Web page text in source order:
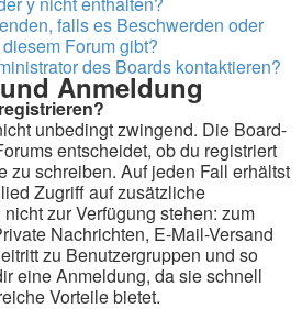
falls es Beschwerden oder
Forum gibt?
des Boards kontaktieren?
Anmeldung
unbedingt zwingend. Die Board-
entscheidet, ob du registriert
zu schreiben. Auf jeden Fall erhältst
Zugriff auf zusätzliche
zur Verfügung stehen: zum
Nachrichten, E-Mail-Versand
zu Benutzergruppen und so
eine Anmeldung, da sie schnell
Vorteile bietet.